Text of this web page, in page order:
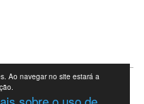
Ao navegar no site estará a
no fundo da página.